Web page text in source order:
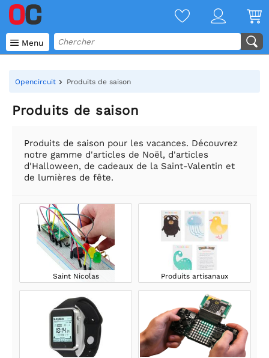
 Menu
Opencircuit Produits de saison
Produits de saison
Produits de saison pour les vacances. Découvrez
notre gamme d'articles de Noël, d'articles
d'Halloween, de cadeaux de la Saint-Valentin et
de lumières de fête.
Saint Nicolas Produits artisanaux